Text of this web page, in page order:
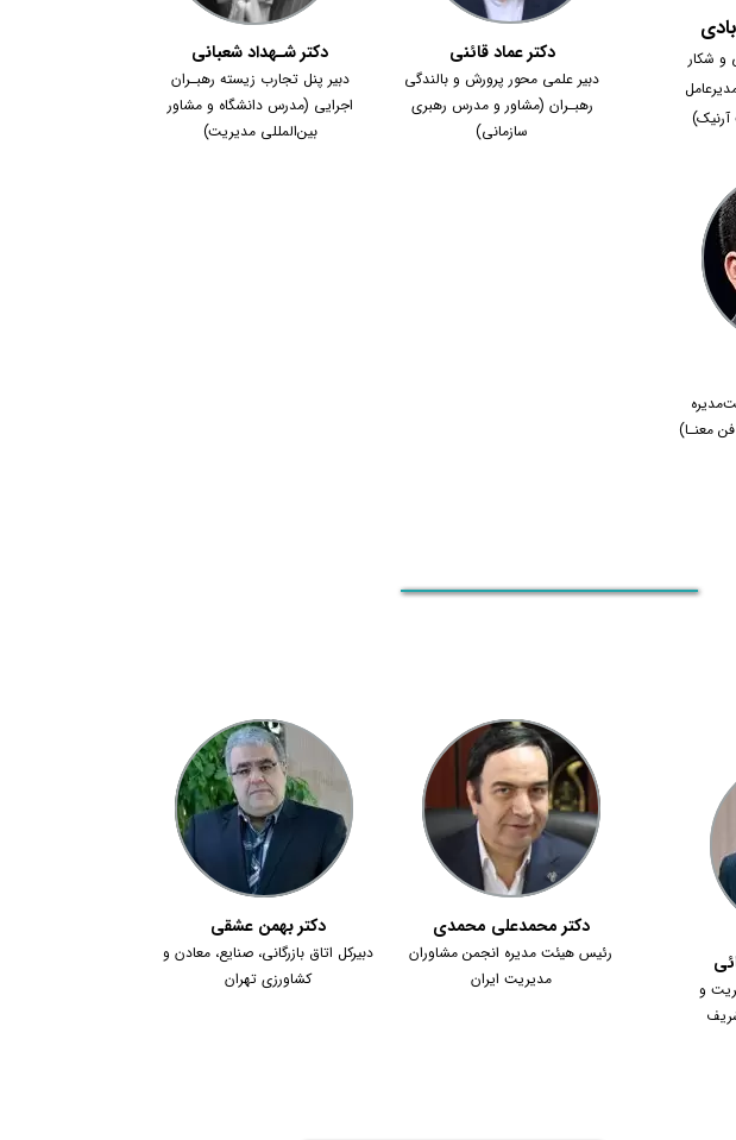
و شکار
دکتر عماد قائنی
دبیر علمی محور پرورش و بالندگی
رهبـران (مشاور و مدرس رهبری
سازمانی)
دکتر شـهداد شعبانی
دبیر پنل تجارب زیسته رهبـران
اجرایی (مدرس دانشگاه و مشاور
بین‌المللی مدیریت)
معنـا)
و
دکتر محمدعلی محمدی
رئیس هیئت مدیره انجمن مشاوران
مدیریت ایران
دکتر بهمن عشقی
دبیرکل اتاق بازرگانی، صنایع، معادن و
کشاورزی تهران